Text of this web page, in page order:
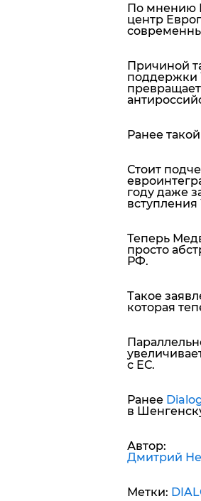
По мнению
центр
Причиной
поддержки
Ранее
Стоит
году даже
Теперь
просто
РФ.
Такое
которая
с ЕС.
Ранее
в
Автор:
Дмитрий
Метки: